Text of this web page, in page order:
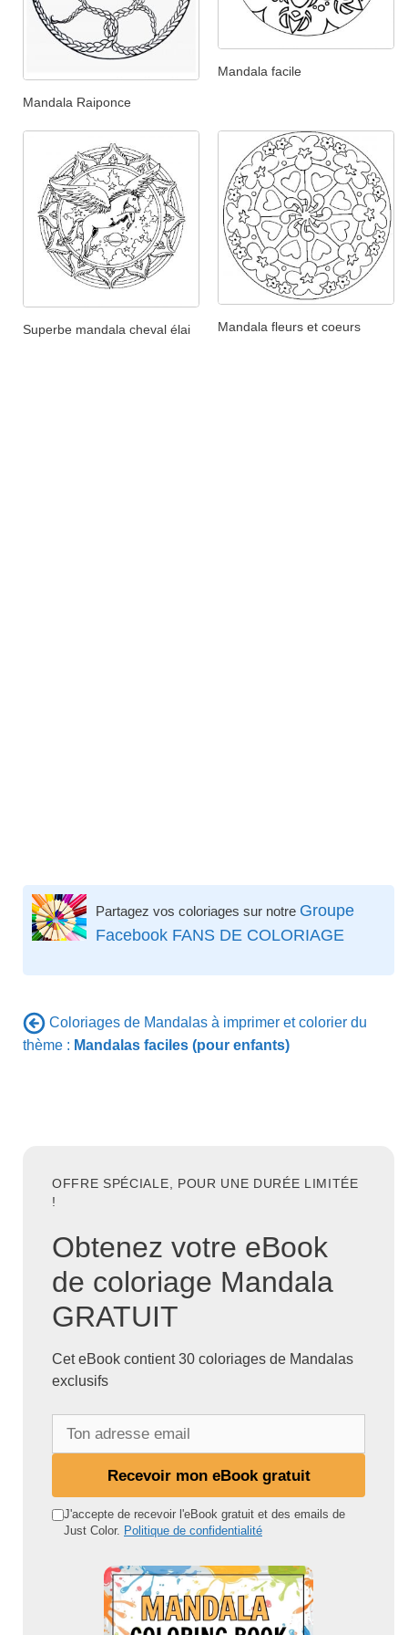
Mandala Raiponce
Mandala facile
Superbe mandala cheval élai Mandala fleurs et coeurs
Partagez vos coloriages sur notre Groupe
Facebook FANS DE COLORIAGE
Coloriages de Mandalas à imprimer et colorier du
thème : Mandalas faciles (pour enfants)
OFFRE SPÉCIALE, POUR UNE DURÉE LIMITÉE
!
Obtenez votre eBook
de coloriage Mandala
GRATUIT
Cet eBook contient 30 coloriages de Mandalas
exclusifs
d
Recevoir mon eBook gratuit
J'accepte de recevoir l'eBook gratuit et des emails de
Just Color. Politique de confidentialité